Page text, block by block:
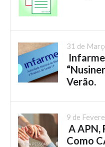
31 de
Verão.
9 de
A APN,
Como